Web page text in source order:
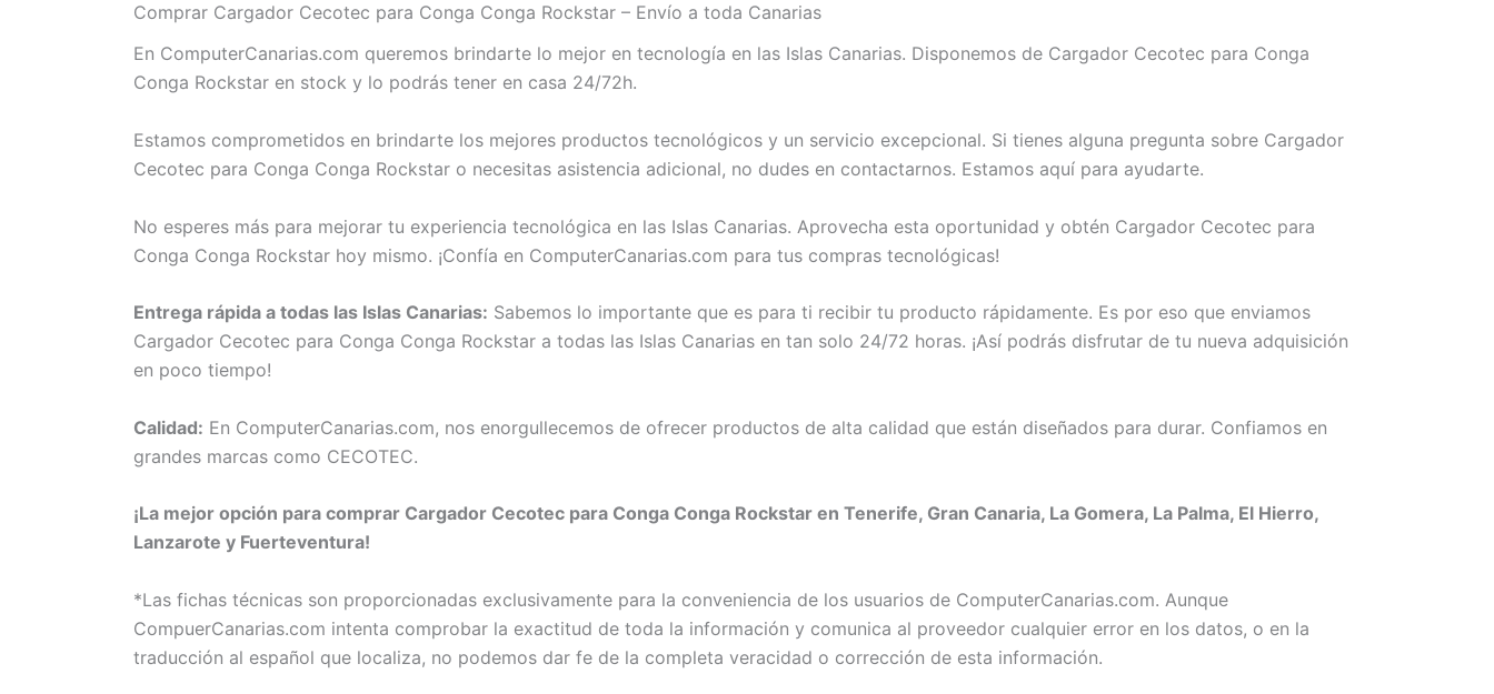
Comprar Cargador Cecotec para Conga Conga Rockstar – Envío a toda Canarias
En ComputerCanarias.com queremos brindarte lo mejor en tecnología en las Islas Canarias. Disponemos de Cargador Cecotec para Conga
Conga Rockstar en stock y lo podrás tener en casa 24/72h.
Estamos comprometidos en brindarte los mejores productos tecnológicos y un servicio excepcional. Si tienes alguna pregunta sobre Cargador
Cecotec para Conga Conga Rockstar o necesitas asistencia adicional, no dudes en contactarnos. Estamos aquí para ayudarte.
No esperes más para mejorar tu experiencia tecnológica en las Islas Canarias. Aprovecha esta oportunidad y obtén Cargador Cecotec para
Conga Conga Rockstar hoy mismo. ¡Confía en ComputerCanarias.com para tus compras tecnológicas!
Entrega rápida a todas las Islas Canarias: Sabemos lo importante que es para ti recibir tu producto rápidamente. Es por eso que enviamos
Cargador Cecotec para Conga Conga Rockstar a todas las Islas Canarias en tan solo 24/72 horas. ¡Así podrás disfrutar de tu nueva adquisición
en poco tiempo!
Calidad: En ComputerCanarias.com, nos enorgullecemos de ofrecer productos de alta calidad que están diseñados para durar. Confiamos en
grandes marcas como CECOTEC.
¡La mejor opción para comprar Cargador Cecotec para Conga Conga Rockstar en Tenerife, Gran Canaria, La Gomera, La Palma, El Hierro,
Lanzarote y Fuerteventura!
*Las fichas técnicas son proporcionadas exclusivamente para la conveniencia de los usuarios de ComputerCanarias.com. Aunque
CompuerCanarias.com intenta comprobar la exactitud de toda la información y comunica al proveedor cualquier error en los datos, o en la
traducción al español que localiza, no podemos dar fe de la completa veracidad o corrección de esta información.